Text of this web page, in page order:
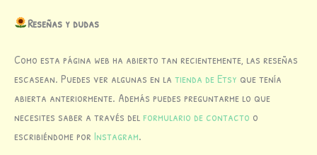
Reseñas y dudas
Como esta página web ha abierto tan recientemente, las reseñas
escasean. Puedes ver algunas en la tienda de Etsy que tenía
abierta anteriormente. Además puedes preguntarme lo que
necesites saber a través delformulario de contacto o
escribiéndome por Instagram.